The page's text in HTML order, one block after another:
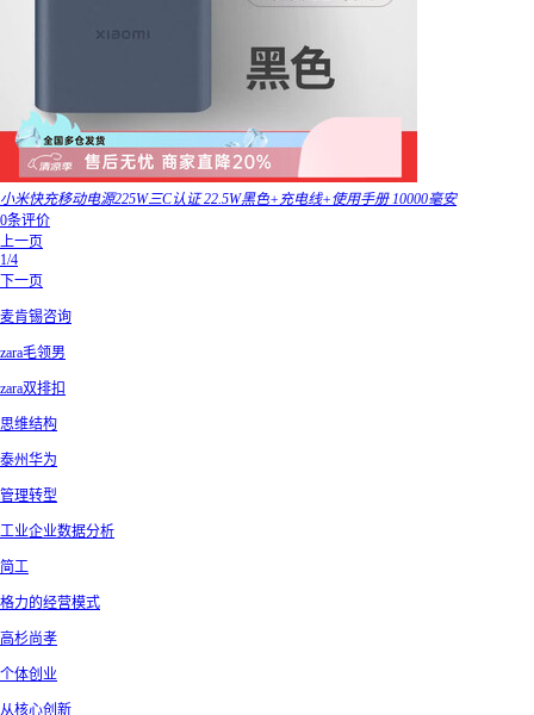
小米快充移动电源225W三C认证 22.5W黑色+充电线+使用手册 10000毫安
0条评价
上一页
1/4
下一页
麦肯锡咨询
zara毛领男
zara双排扣
思维结构
泰州华为
管理转型
工业企业数据分析
简工
格力的经营模式
高杉尚孝
个体创业
从核心创新